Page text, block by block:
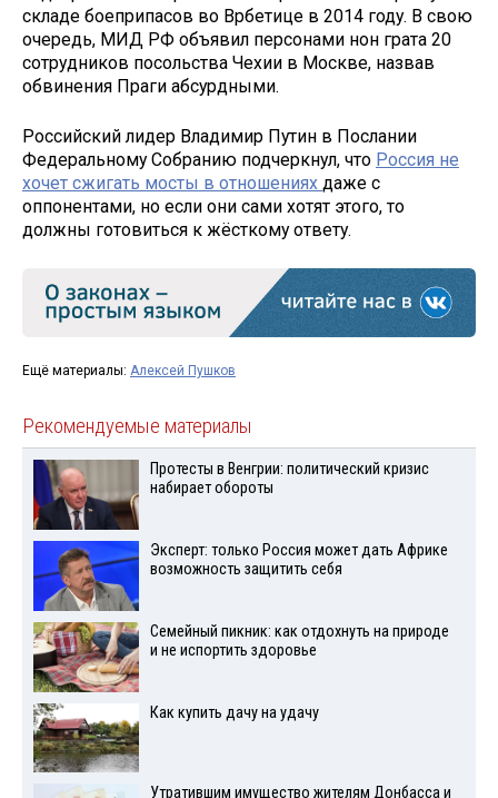
складе боеприпасов во Врбетице в 2014 году. В свою
очередь, МИД РФ объявил персонами нон грата 20
сотрудников посольства Чехии в Москве, назвав
обвинения Праги абсурдными.
Российский лидер Владимир Путин в Послании
Федеральному Собранию подчеркнул, что Россия не
хочет сжигать мосты в отношениях даже с
оппонентами, но если они сами хотят этого, то
должны готовиться к жёсткому ответу.
Ещё материалы: Алексей Пушков
Рекомендуемые материалы
Протесты в Венгрии: политический кризис
набирает обороты
Эксперт: только Россия может дать Африке
возможность защитить себя
Семейный пикник: как отдохнуть на природе
и не испортить здоровье
Как купить дачу на удачу
Утратившим имущество жителям Донбасса и